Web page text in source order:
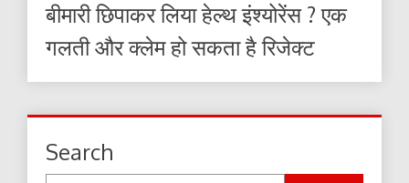
बीमारी छिपाकर लिया हेल्थ इंश्योरेंस ? एक
गलती और क्लेम हो सकता है रिजेक्ट
Search